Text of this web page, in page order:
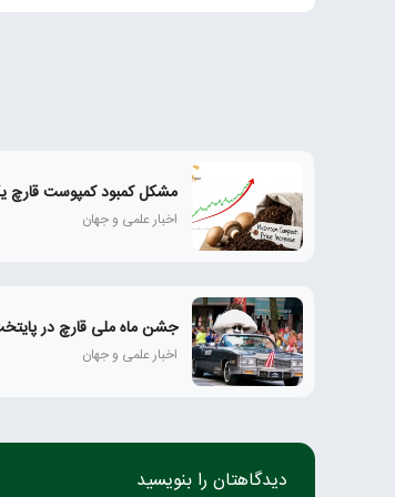
مشکل کمبود کمپوست قارچ
اخبار علمی و جهان
جشن ماه ملی قارچ در
اخبار علمی و جهان
دیدگاهتان را بنویسید